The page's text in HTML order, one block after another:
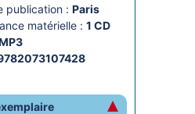
publication : Paris
matérielle : 1 CD